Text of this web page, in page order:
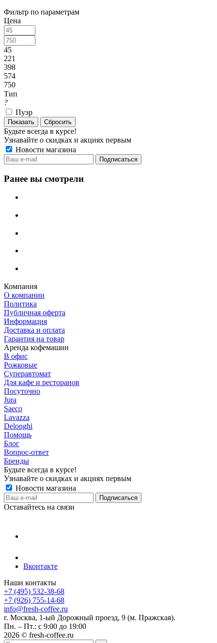
Фильтр по параметрам
Цена
45
221
398
574
750
Тип
?
Пуэр
Сбросить
Будьте всегда в курсе!
Узнавайте о скидках и акциях первым
Новости магазина
Ранее вы смотрели
Компания
О компании
Политика
Публичная оферта
Информация
Доставка и оплата
Гарантия на товар
Аренда кофемашин
В офис
Рожковые
Суперавтомат
Для кафе и ресторанов
Посуточно
Jura
Saeco
Lavazza
Delonghi
Помощь
Блог
Вопрос-ответ
Бренды
Будьте всегда в курсе!
Узнавайте о скидках и акциях первым
Новости магазина
Оставайтесь на связи
Вконтакте
Наши контакты
+7 (495) 532-38-68
+7 (926) 755-14-68
info@fresh-coffee.ru
г. Москва, 1-ый Дорожный проезд, 9 (м. Пражская).
Пн. – Пт.: с 9:00 до 19:00
2026 © fresh-coffee.ru